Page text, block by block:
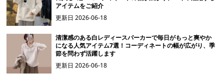
アイテムをご紹介
更新日2026-06-18
清潔感のある白レディースパーカーで毎日がもっと爽やか
になる人気アイテム7選！コーディネートの幅が広がり、季
節を問わず活躍します
更新日2026-06-18